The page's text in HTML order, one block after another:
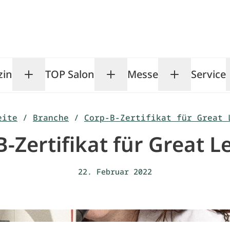
Toggle Magazin submenu
TOP Salon Toggle TOP Salon
Messe ToggleService
/ Branche / Corp-B-Zertifikat für Great
Zertifikat für Great
22. Februar 2022